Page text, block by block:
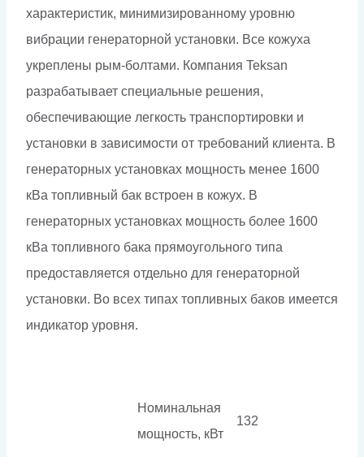
характеристик, минимизированному уровню
вибрации генераторной установки. Все кожуха
укреплены рым-болтами. Компания Teksan
разрабатывает специальные решения,
обеспечивающие легкость транспортировки и
установки в зависимости от требований клиента. В
генераторных установках мощность менее 1600
кВа топливный бак встроен в кожух. В
генераторных установках мощность более 1600
кВа топливного бака прямоугольного типа
предоставляется отдельно для генераторной
установки. Во всех типах топливных баков имеется
индикатор уровня.
Номинальная
мощность, кВт
132